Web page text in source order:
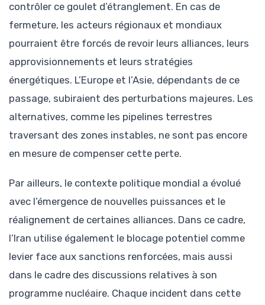
contrôler ce goulet d’étranglement. En cas de
fermeture, les acteurs régionaux et mondiaux
pourraient être forcés de revoir leurs alliances, leurs
approvisionnements et leurs stratégies
énergétiques. L’Europe et l’Asie, dépendants de ce
passage, subiraient des perturbations majeures. Les
alternatives, comme les pipelines terrestres
traversant des zones instables, ne sont pas encore
en mesure de compenser cette perte.
Par ailleurs, le contexte politique mondial a évolué
avec l’émergence de nouvelles puissances et le
réalignement de certaines alliances. Dans ce cadre,
l’Iran utilise également le blocage potentiel comme
levier face aux sanctions renforcées, mais aussi
dans le cadre des discussions relatives à son
programme nucléaire. Chaque incident dans cette